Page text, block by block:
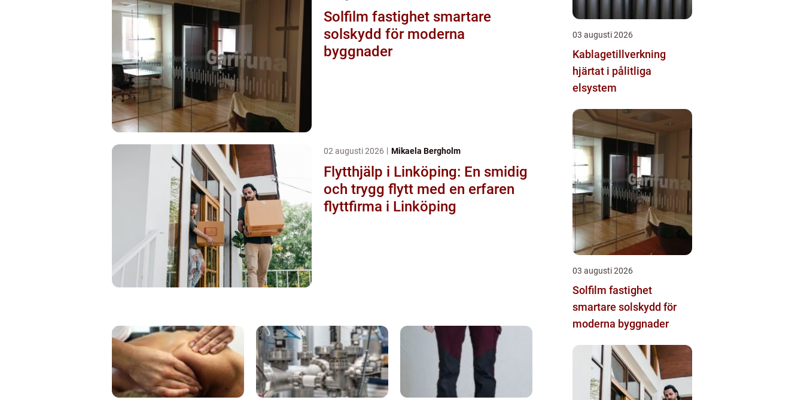
Solfilm fastighet smartare
solskydd för moderna
byggnader
02 augusti 2026 Mikaela Bergholm
Flytthjälp i Linköping: En smidig
och trygg flytt med en erfaren
flyttfirma i Linköping
03 augusti 2026
Kablagetillverkning
hjärtat i pålitliga
elsystem
03 augusti 2026
Solfilm fastighet
smartare solskydd för
moderna byggnader